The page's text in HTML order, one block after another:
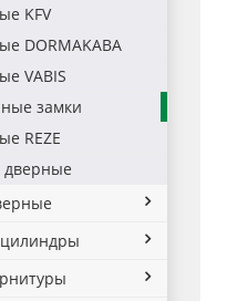
KFV
DORMAKABA
VABIS
замки
REZE